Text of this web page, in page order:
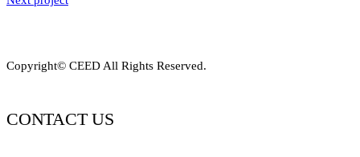
Copyright© CEED All Rights Reserved.
CONTACT US